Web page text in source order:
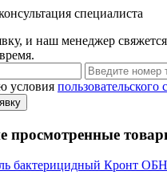
специалиста
и наш менеджер
условия пользовательского
просмотренные